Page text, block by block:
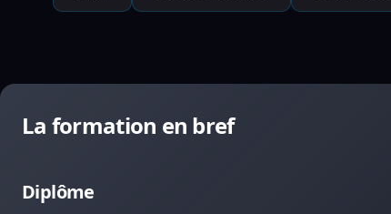
La formation en bref
Diplôme